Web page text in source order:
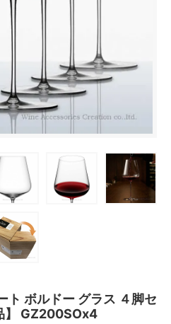
ト ボルドー グラス ４脚セ
】 GZ200SOx4